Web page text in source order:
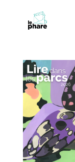
Content
navigation